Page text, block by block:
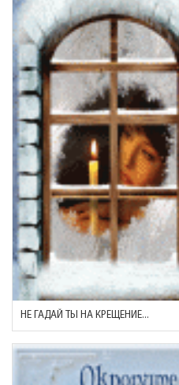
НЕ ГАДАЙ ТЫ НА КРЕЩЕНИЕ...